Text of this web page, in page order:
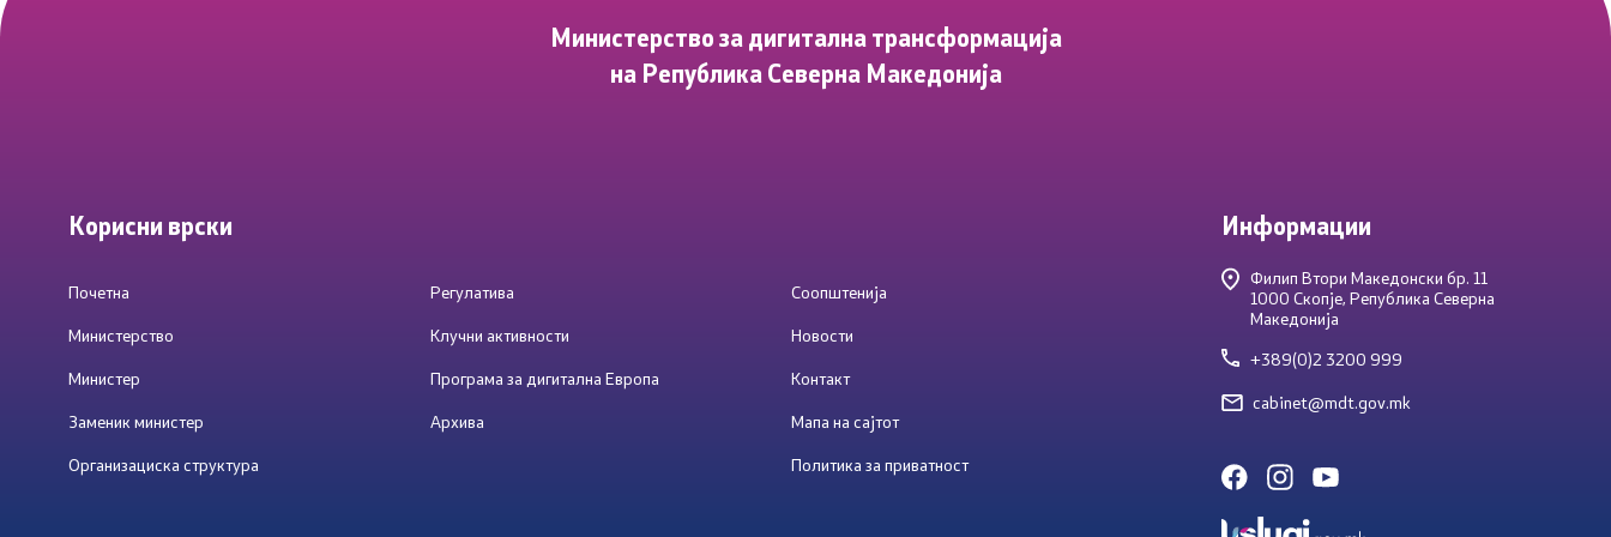
Министерство за дигитална трансформација
на Република Северна Македонија
Корисни врски
Почетна
Министерство
Министер
Заменик министер
Организациска структура
Регулатива
Клучни активности
Програма за дигитална Европа
Архива
Соопштенија
Новости
Контакт
Мапа на сајтот
Политика за приватност
Информации
Филип Втори Македонски бр. 11
1000 Скопје, Република Северна
Македонија
+389(0)2 3200 999
cabinet@mdt.gov.mk